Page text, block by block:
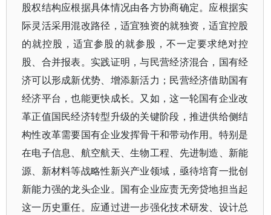
股权结构应根据具体情况由各方协商确定。应根据实
际灵活采用混改路径，适宜独资的就独资，适宜控股
的就控股，适宜参股的就参股，不一定要求绝对控
股、合并报表。实践证明，与民营经济混合，国有经
济可以形成新优势、增添新活力；民营经济借助国有
经济平台，也能更快成长。又如，这一轮国有企业改
革正值国民经济转型升级的关键阶段，推进供给侧结
构性改革需要国有企业发挥骨干和带动作用。特别是
在电子信息、航空航天、生物工程、先进制造、新能
源、新材料等战略性新兴产业领域，亟待培育一批创
新能力强的龙头企业。国有企业应责无旁贷地担当起
这一历史重任。应通过进一步强化技术研发、设计总